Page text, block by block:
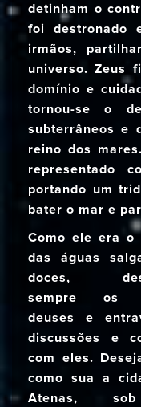
detinham o
foi destronado
irmãos,
universo. Zeus
domínio e
tornou-se o
subterrâneos e
reino dos
representado
portando um
bater o mar e
Como ele era o
das águas
doces,
sempre os
deuses e
discussões e
com eles.
como sua a
Atenas,